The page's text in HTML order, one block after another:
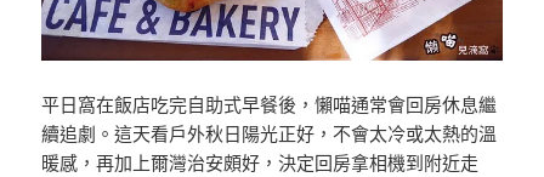
平日窩在飯店吃完自助式早餐後，懶喵通常會回房休息繼
續追劇。這天看戶外秋日陽光正好，不會太冷或太熱的溫
暖感，再加上爾灣治安頗好，決定回房拿相機到附近走